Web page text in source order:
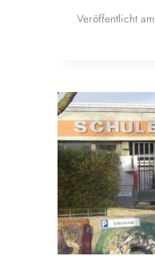
Veröffentlicht am